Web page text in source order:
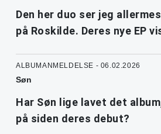
Den her duo ser jeg
på Roskilde. Deres nye EP
ALBUMANMELDELSE - 06.02.2026
Søn
Har Søn lige lavet det
på siden deres debut?